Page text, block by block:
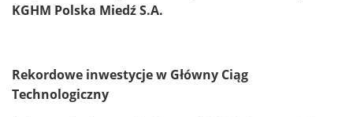
KGHM Polska Miedź S.A.
Rekordowe inwestycje w Główny Ciąg
Technologiczny